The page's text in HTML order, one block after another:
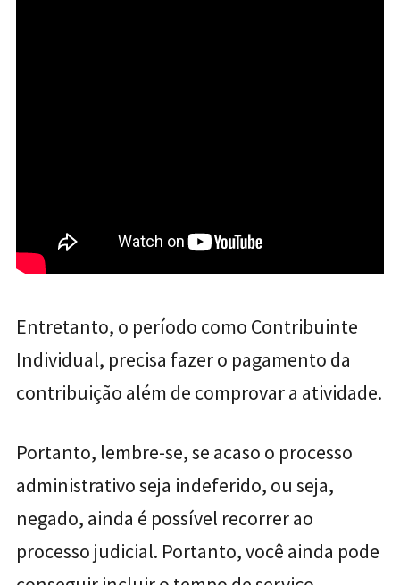
Entretanto, o período como Contribuinte
Individual, precisa fazer o pagamento da
contribuição além de comprovar a atividade.
Portanto, lembre-se, se acaso o processo
administrativo seja indeferido, ou seja,
negado, ainda é possível recorrer ao
processo judicial. Portanto, você ainda pode